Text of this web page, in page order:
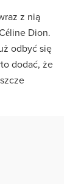
z nią
Dion.
odbyć się
dodać, że